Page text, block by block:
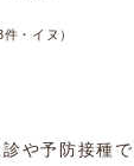
・イヌ）
や予防接種